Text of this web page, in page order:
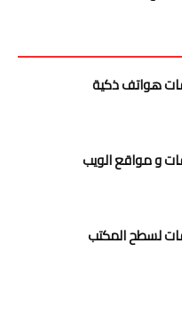
هواتف ذكية
و مواقع الويب
لسطح المكتب